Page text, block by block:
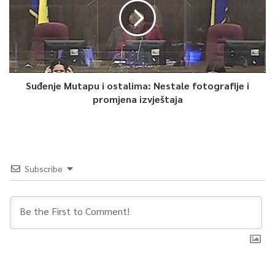
Suđenje Mutapu i ostalima: Nestale fotografije i
promjena izvještaja
Subscribe